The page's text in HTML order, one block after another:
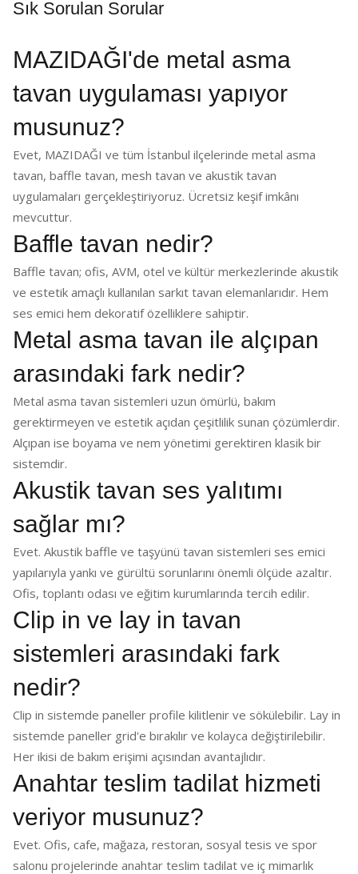
Sık Sorulan Sorular
MAZIDAĞI'de metal asma
tavan uygulaması yapıyor
musunuz?
Evet, MAZIDAĞI ve tüm İstanbul ilçelerinde metal asma
tavan, baffle tavan, mesh tavan ve akustik tavan
uygulamaları gerçekleştiriyoruz. Ücretsiz keşif imkânı
mevcuttur.
Baffle tavan nedir?
Baffle tavan; ofis, AVM, otel ve kültür merkezlerinde akustik
ve estetik amaçlı kullanılan sarkıt tavan elemanlarıdır. Hem
ses emici hem dekoratif özelliklere sahiptir.
Metal asma tavan ile alçıpan
arasındaki fark nedir?
Metal asma tavan sistemleri uzun ömürlü, bakım
gerektirmeyen ve estetik açıdan çeşitlilik sunan çözümlerdir.
Alçıpan ise boyama ve nem yönetimi gerektiren klasik bir
sistemdir.
Akustik tavan ses yalıtımı
sağlar mı?
Evet. Akustik baffle ve taşyünü tavan sistemleri ses emici
yapılarıyla yankı ve gürültü sorunlarını önemli ölçüde azaltır.
Ofis, toplantı odası ve eğitim kurumlarında tercih edilir.
Clip in ve lay in tavan
sistemleri arasındaki fark
nedir?
Clip in sistemde paneller profile kilitlenir ve sökülebilir. Lay in
sistemde paneller grid'e bırakılır ve kolayca değiştirilebilir.
Her ikisi de bakım erişimi açısından avantajlıdır.
Anahtar teslim tadilat hizmeti
veriyor musunuz?
Evet. Ofis, cafe, mağaza, restoran, sosyal tesis ve spor
salonu projelerinde anahtar teslim tadilat ve iç mimarlık